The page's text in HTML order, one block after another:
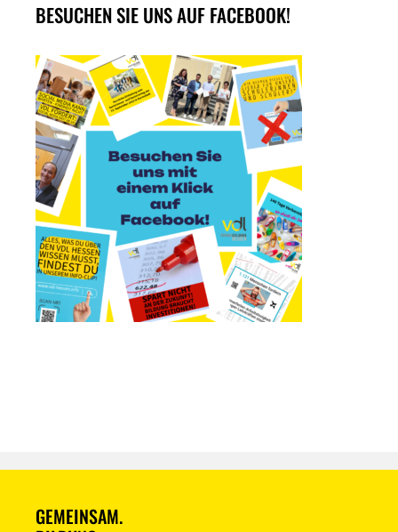
BESUCHEN SIE UNS AUF FACEBOOK!
GEMEINSAM.